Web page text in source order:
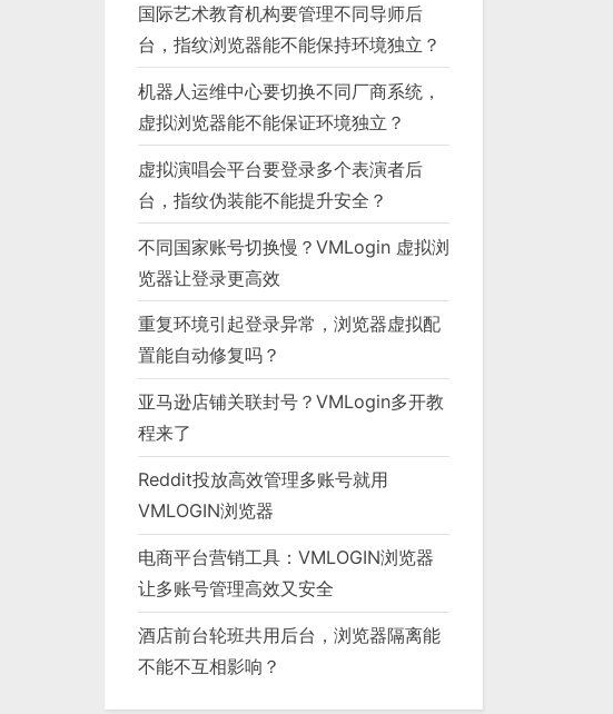
国际艺术教育机构要管理不同导师后
台，指纹浏览器能不能保持环境独立？
机器人运维中心要切换不同厂商系统，
虚拟浏览器能不能保证环境独立？
虚拟演唱会平台要登录多个表演者后
台，指纹伪装能不能提升安全？
不同国家账号切换慢？VMLogin 虚拟浏
览器让登录更高效
重复环境引起登录异常，浏览器虚拟配
置能自动修复吗？
亚马逊店铺关联封号？VMLogin多开教
程来了
Reddit投放高效管理多账号就用
VMLOGIN浏览器
电商平台营销工具：VMLOGIN浏览器
让多账号管理高效又安全
酒店前台轮班共用后台，浏览器隔离能
不能不互相影响？